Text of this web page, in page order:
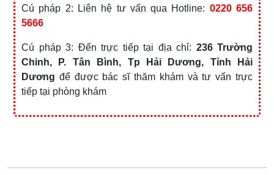
Cú pháp 2: Liên hệ tư vấn qua Hotline: 0220 656
5666
Cú pháp 3: Đến trực tiếp tại địa chỉ: 236 Trường
Chinh, P. Tân Bình, Tp Hải Dương, Tỉnh Hải
Dương để được bác sĩ thăm khám và tư vấn trực
tiếp tại phòng khám